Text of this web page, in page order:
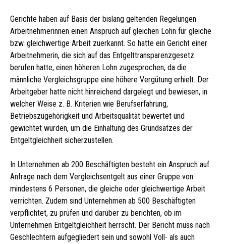
Gerichte haben auf Basis der bislang geltenden Regelungen
Arbeitnehmerinnen einen Anspruch auf gleichen Lohn für gleiche
bzw. gleichwertige Arbeit zuerkannt. So hatte ein Gericht einer
Arbeitnehmerin, die sich auf das Entgelttransparenzgesetz
berufen hatte, einen höheren Lohn zugesprochen, da die
männliche Vergleichsgruppe eine höhere Vergütung erhielt. Der
Arbeitgeber hatte nicht hinreichend dargelegt und bewiesen, in
welcher Weise z. B. Kriterien wie Berufserfahrung,
Betriebszugehörigkeit und Arbeitsqualität bewertet und
gewichtet wurden, um die Einhaltung des Grundsatzes der
Entgeltgleichheit sicherzustellen.
In Unternehmen ab 200 Beschäftigten besteht ein Anspruch auf
Anfrage nach dem Vergleichsentgelt aus einer Gruppe von
mindestens 6 Personen, die gleiche oder gleichwertige Arbeit
verrichten. Zudem sind Unternehmen ab 500 Beschäftigten
verpflichtet, zu prüfen und darüber zu berichten, ob im
Unternehmen Entgeltgleichheit herrscht. Der Bericht muss nach
Geschlechtern aufgegliedert sein und sowohl Voll- als auch